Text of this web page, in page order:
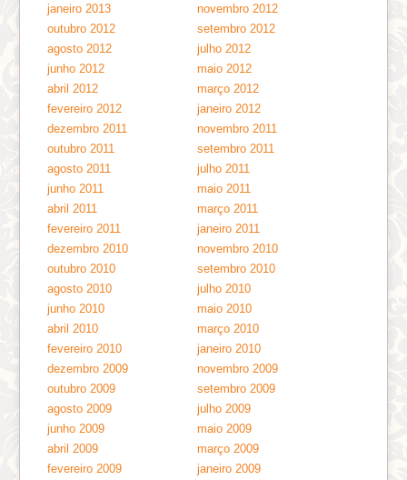
janeiro 2013
novembro 2012
outubro 2012
setembro 2012
agosto 2012
julho 2012
junho 2012
maio 2012
abril 2012
março 2012
fevereiro 2012
janeiro 2012
dezembro 2011
novembro 2011
outubro 2011
setembro 2011
agosto 2011
julho 2011
junho 2011
maio 2011
abril 2011
março 2011
fevereiro 2011
janeiro 2011
dezembro 2010
novembro 2010
outubro 2010
setembro 2010
agosto 2010
julho 2010
junho 2010
maio 2010
abril 2010
março 2010
fevereiro 2010
janeiro 2010
dezembro 2009
novembro 2009
outubro 2009
setembro 2009
agosto 2009
julho 2009
junho 2009
maio 2009
abril 2009
março 2009
fevereiro 2009
janeiro 2009